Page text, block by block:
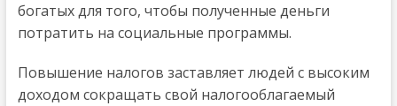
богатых для того, чтобы полученные деньги
потратить на социальные программы.
Повышение налогов заставляет людей с высоким
доходом сокращать свой налогооблагаемый